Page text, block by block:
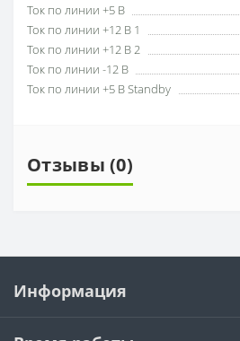
Ток по линии +5 В
Ток по линии +12 В 1
Ток по линии +12 В 2
Ток по линии -12 В
Ток по линии +5 В Standby
Отзывы (0)
Информация